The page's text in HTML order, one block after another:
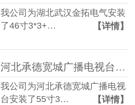
我公司为湖北武汉金拓电气安装
了46寸3*3+…
【详情】
河北承德宽城广播电视台55寸3.5mm 3*4液晶拼接屏+P4.75单红条屏
我公司为河北承德宽城广播电视
台安装了55寸3…
【详情】